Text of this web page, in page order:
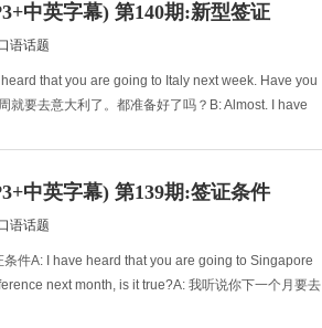
中英字幕) 第140期:新型签证
语话题
that you are going to Italy next week. Have you
就要去意大利了。都准备好了吗？B: Almost. I have
中英字幕) 第139期:签证条件
语话题
件A: I have heard that you are going to Singapore
next month, is it true?A: 我听说你下一个月要去